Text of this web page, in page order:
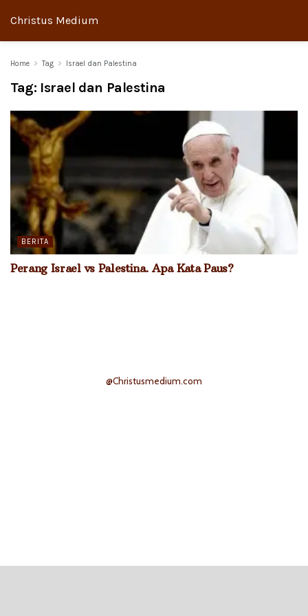
Christus Medium
Home Tag Israel dan Palestina
Tag: Israel dan Palestina
BERITA
Perang Israel vs Palestina. Apa Kata Paus?
@Christusmedium.com